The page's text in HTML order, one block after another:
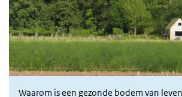
Waarom is een gezonde bodem van